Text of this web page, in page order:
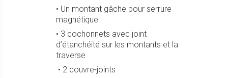
• Un montant gâche pour serrure
magnétique
• 3 cochonnets avec joint
d’étanchéité sur les montants et la
traverse
• 2 couvre-joints